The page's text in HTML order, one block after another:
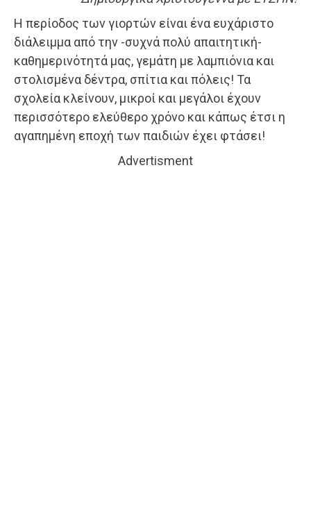
Η περίοδος των γιορτών είναι ένα ευχάριστο
διάλειμμα από την -συχνά πολύ απαιτητική-
καθημερινότητά μας, γεμάτη με λαμπιόνια και
στολισμένα δέντρα, σπίτια και πόλεις! Τα
σχολεία κλείνουν, μικροί και μεγάλοι έχουν
περισσότερο ελεύθερο χρόνο και κάπως έτσι η
αγαπημένη εποχή των παιδιών έχει φτάσει!
Advertisment